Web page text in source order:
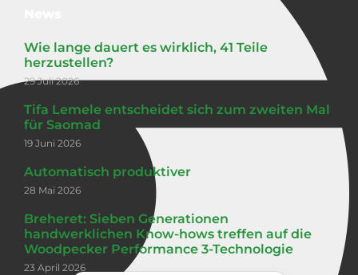
Wie lange dauert es wirklich, 41 Teile
herzustellen?
29 Juli 2026
Tifa Lemele entscheidet sich zum zweiten Mal
für Saomad
19 Juni 2026
Automatisch produktiver
28 Mai 2026
Breheret: Sieben Generationen
handwerklichen Know-hows treffen auf die
Woodpecker Performance 3-Technologie
23 April 2026